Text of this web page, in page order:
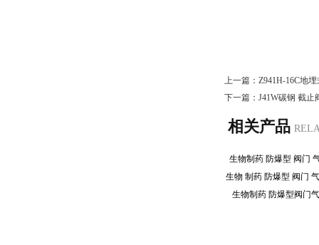
上一篇： Z941H-16C地
下一篇： J41W碳钢 截止
相关产品
生物制药 防爆型 阀门
生物制药 防爆型阀